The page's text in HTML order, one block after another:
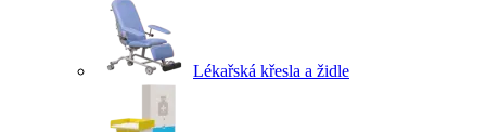
Lékařská křesla a židle